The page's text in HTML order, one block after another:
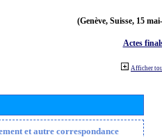
(Genève, Suisse, 15
Actes
Afficher
et autre correspondance